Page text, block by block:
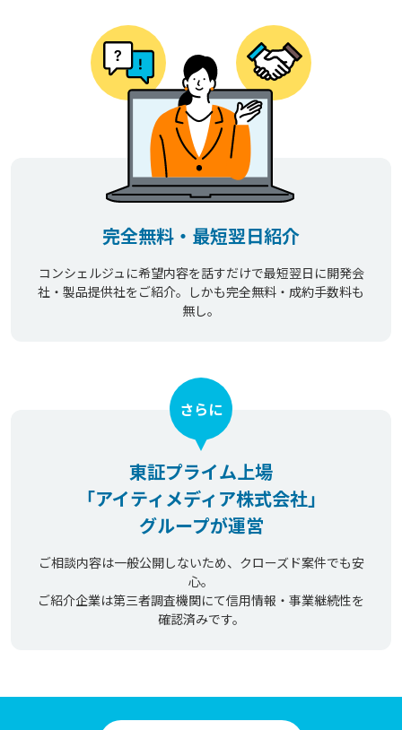
完全無料・最短翌日紹介
コンシェルジュに希望内容を話すだけで最短翌日に開発会
社・製品提供社をご紹介。しかも完全無料・成約手数料も
無し。
東証プライム上場
「アイティメディア株式会社」
グループが運営
さらに
ご相談内容は一般公開しないため、クローズド案件でも安
心。
ご紹介企業は第三者調査機関にて信用情報・事業継続性を
確認済みです。